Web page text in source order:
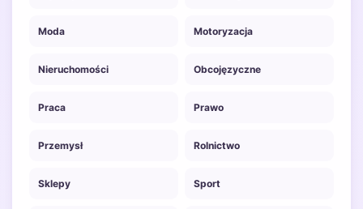
Moda Motoryzacja
Nieruchomości Obcojęzyczne
Praca Prawo
Przemysł Rolnictwo
Sklepy Sport